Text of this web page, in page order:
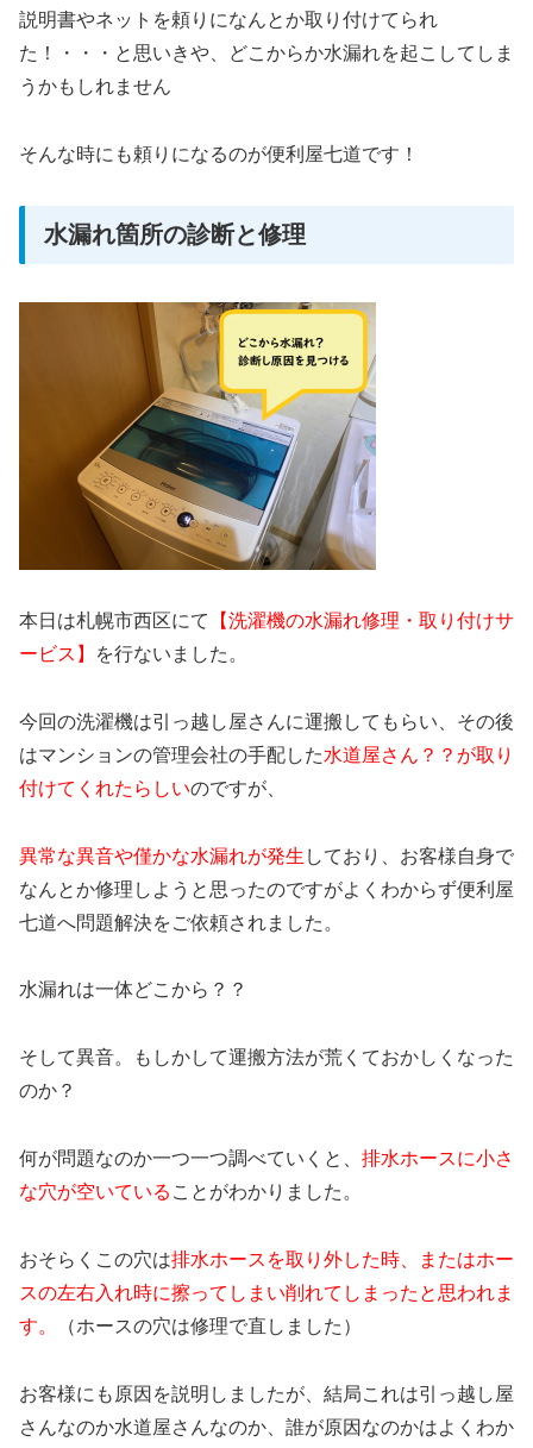
説明書やネットを頼りになんとか取り付けてられ
た！・・・と思いきや、どこからか水漏れを起こしてしま
うかもしれません
そんな時にも頼りになるのが便利屋七道です！
水漏れ箇所の診断と修理
本日は札幌市西区にて
【洗濯機の水漏れ修理・取り付けサ
ービス】
を行ないました。
今回の洗濯機は引っ越し屋さんに運搬してもらい、その後
はマンションの管理会社の手配した水道屋さん？？が取り
付けてくれたらしいのですが、
異常な異音や僅かな水漏れが発生 しており、お客様自身で
なんとか修理しようと思ったのですがよくわからず便利屋
七道へ問題解決をご依頼されました。
水漏れは一体どこから？？
そして異音。もしかして運搬方法が荒くておかしくなった
のか？
何が問題なのか一つ一つ調べていくと、 排水ホースに小さ
な穴が空いている ことがわかりました。
おそらくこの穴は排水ホースを取り外した時、またはホー
スの左右入れ時に擦ってしまい削れてしまったと思われま
す。
（ホースの穴は修理で直しました）
お客様にも原因を説明しましたが、結局これは引っ越し屋
さんなのか水道屋さんなのか、誰が原因なのかはよくわか